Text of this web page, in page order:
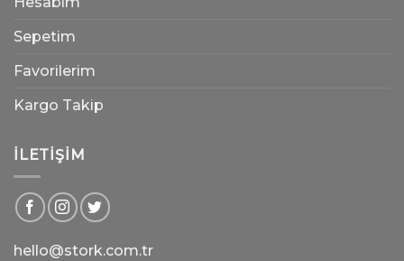
Sepetim
Favorilerim
Kargo Takip
İLETIŞIM
hello@stork.com.tr